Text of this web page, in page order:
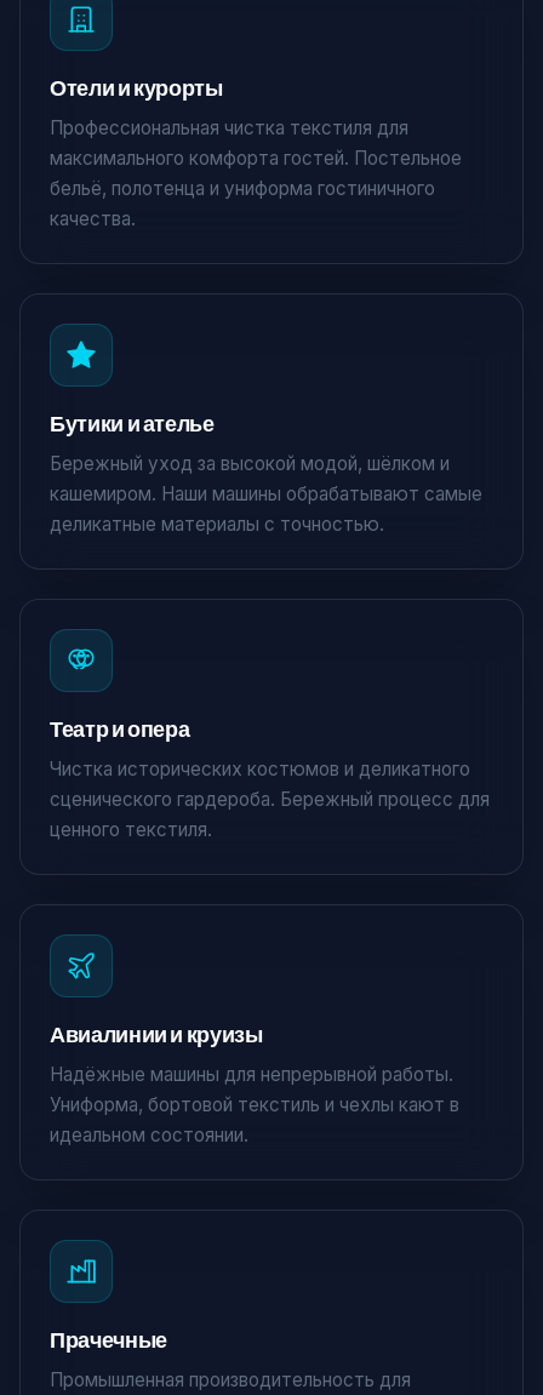
Отели и курорты
Профессиональная чистка текстиля для
максимального комфорта гостей. Постельное
бельё, полотенца и униформа гостиничного
качества.
Бутики и ателье
Бережный уход за высокой модой, шёлком и
кашемиром. Наши машины обрабатывают самые
деликатные материалы с точностью.
Театр и опера
Чистка исторических костюмов и деликатного
сценического гардероба. Бережный процесс для
ценного текстиля.
Авиалинии и круизы
Надёжные машины для непрерывной работы.
Униформа, бортовой текстиль и чехлы кают в
идеальном состоянии.
Прачечные
Промышленная производительность для
Крути и выиграй!